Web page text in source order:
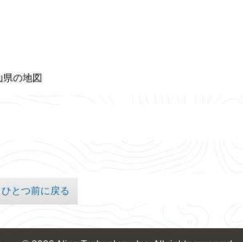
県の地図
ひとつ前に戻る